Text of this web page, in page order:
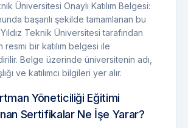
Üniversitesi Onaylı Katılım Belgesi:
başarılı şekilde tamamlanan bu
Teknik Üniversitesi tarafından
resmi bir katılım belgesi ile
Belge üzerinde üniversitenin adı,
ve katılımcı bilgileri yer alır.
Yöneticiliği Eğitimi
Sertifikalar Ne İşe Yarar?